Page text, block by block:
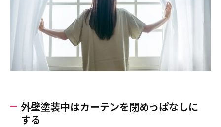
外壁塗装中はカーテンを閉めっぱなしに
する